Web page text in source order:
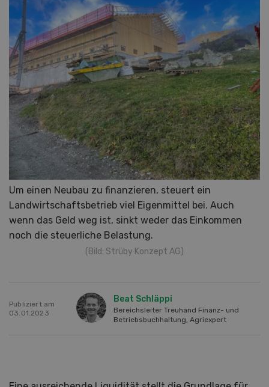
Um einen Neubau zu finanzieren, steuert ein
Landwirtschaftsbetrieb viel Eigenmittel bei. Auch
wenn das Geld weg ist, sinkt weder das Einkommen
noch die steuerliche Belastung.
(Bild: Strüby Konzept AG)
Publiziert am
03.01.2023
Beat Schläppi
Bereichsleiter Treuhand Finanz- und
Betriebsbuchhaltung, Agriexpert